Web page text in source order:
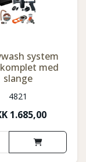
system
med
slange
4821
1.685,00